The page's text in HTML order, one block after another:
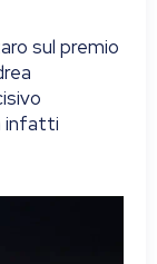
sul premio
infatti